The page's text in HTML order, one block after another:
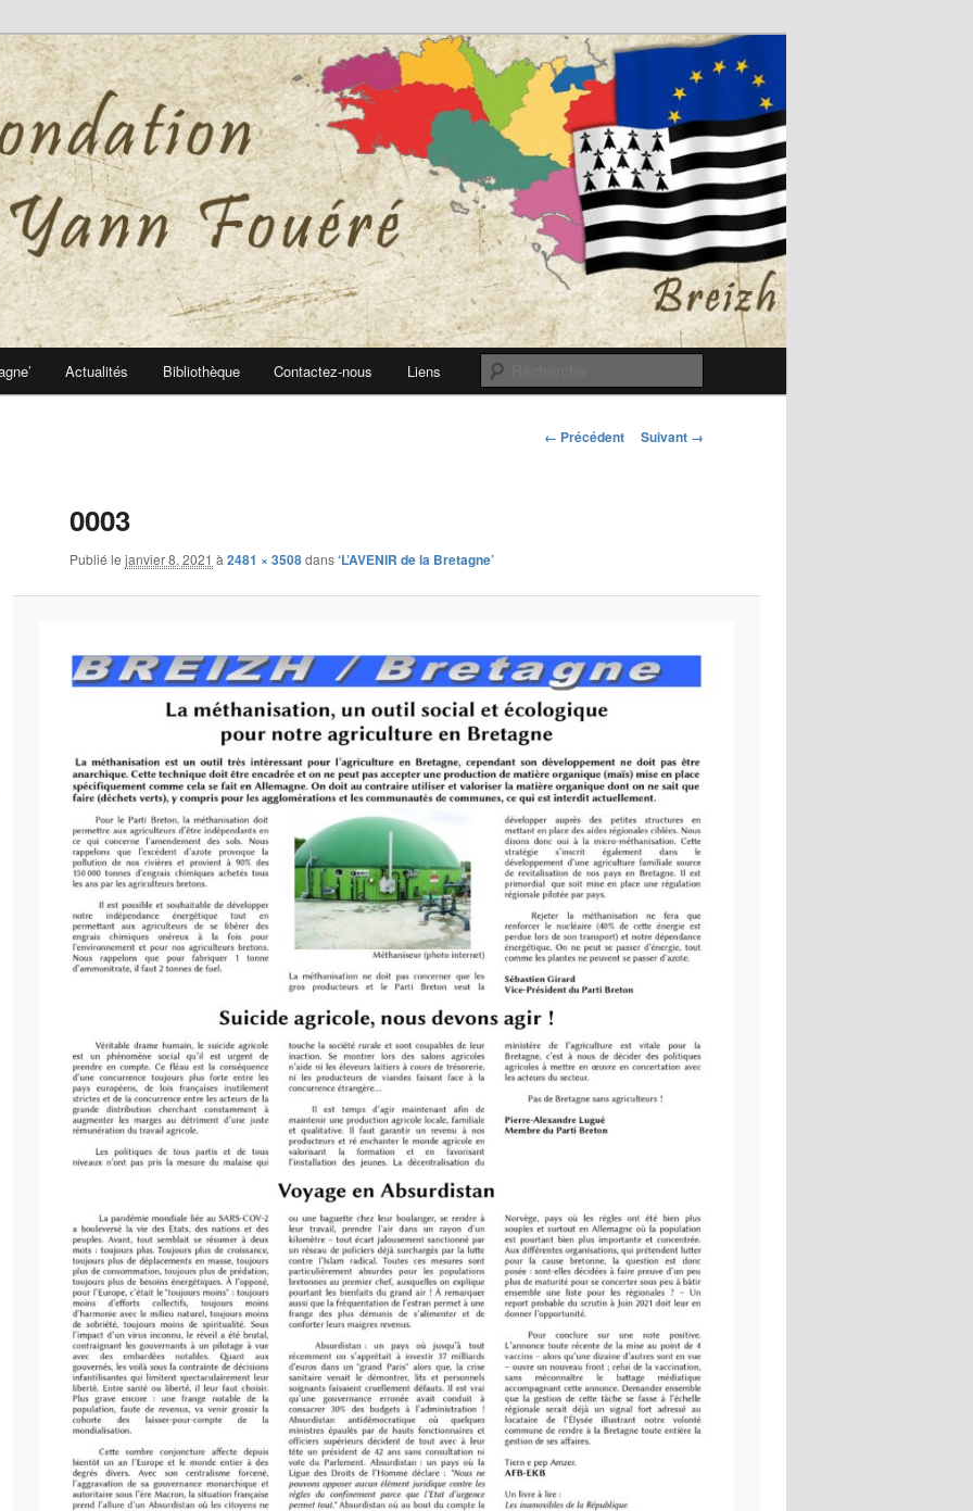
Fouéré
Fouéré
Actualités Bibliothèque Contactez-nous Liens
Navigation
← Précédent Suivant →
0003
Publié le janvier 8, 2021 à 2481 × 3508dans‘L’AVENIR de la Bretagne’